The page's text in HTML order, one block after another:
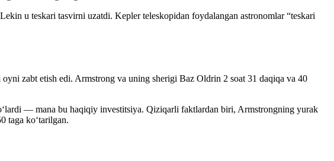
u teskari tasvirni uzatdi. Kepler teleskopidan foydalangan astronomlar “teskari
zabt etish edi. Armstrong va uning sherigi Baz Oldrin 2 soat 31 daqiqa va 40
— mana bu haqiqiy investitsiya. Qiziqarli faktlardan biri, Armstrongning yurak
taga koʻtarilgan.